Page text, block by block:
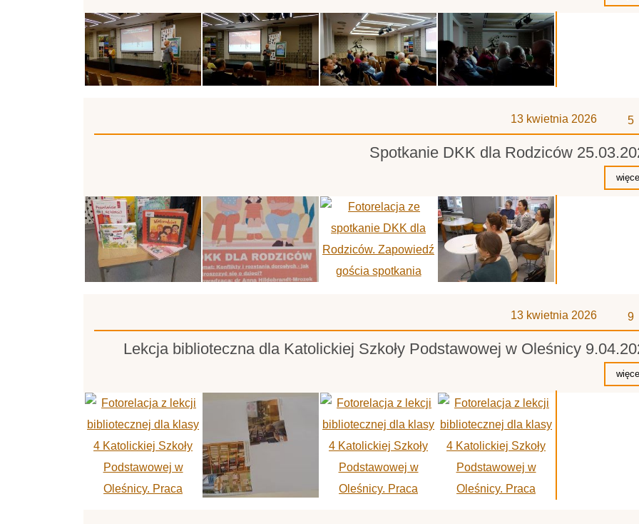
Spotkanie DKK dla Rodziców
13 kwietnia 2026 5
Lekcja biblioteczna dla Katolickiej Szkoły Podstawowej w Oleśnicy
13 kwietnia 2026 9